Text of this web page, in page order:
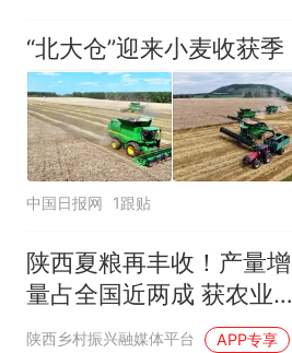
“北大仓”迎来小麦收获季
中国日报网 1跟贴
陕西夏粮再丰收！产量增
量占全国近两成 获农业农
村部通报表扬
陕西乡村振兴融媒体平台 APP专享